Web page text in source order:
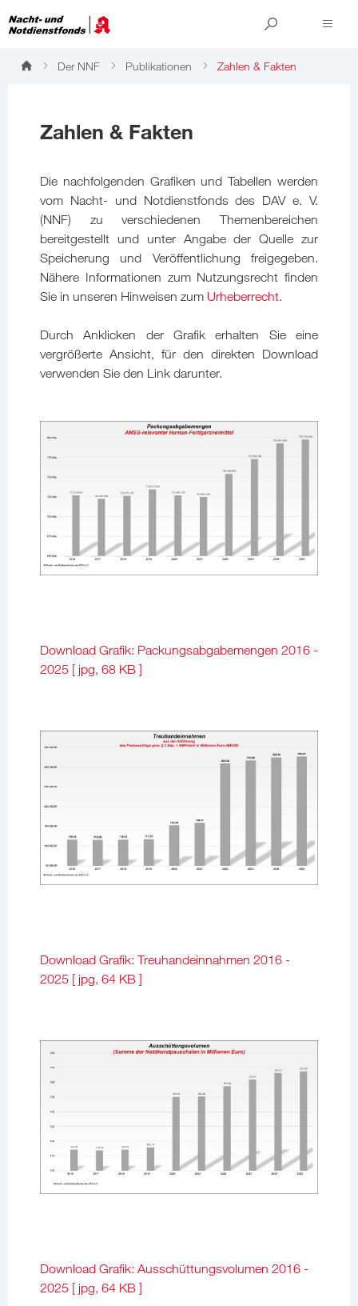
Der NNF Publikationen Zahlen & Fakten
Zahlen & Fakten
Die nachfolgenden Grafiken und Tabellen werden
vom Nacht- und Notdienstfonds des DAV e. V.
(NNF) zu verschiedenen Themenbereichen
bereitgestellt und unter Angabe der Quelle zur
Speicherung und Veröffentlichung freigegeben.
Nähere Informationen zum Nutzungsrecht finden
Sie in unseren Hinweisen zum Urheberrecht.
Durch Anklicken der Grafik erhalten Sie eine
vergrößerte Ansicht, für den direkten Download
verwenden Sie den Link darunter.
Download Grafik: Packungsabgabemengen 2016 -
2025 [ jpg, 68 KB ]
Download Grafik: Treuhandeinnahmen 2016 -
2025 [ jpg, 64 KB ]
Download Grafik: Ausschüttungsvolumen 2016 -
2025 [ jpg, 64 KB ]